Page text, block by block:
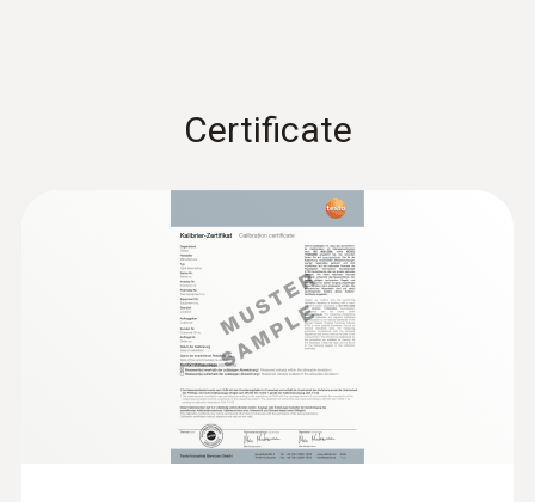
testo 440 - Set cu sondă pentru viteza
aerului cu elice de 100 mm cu BT
3.717,00 RON
4.497,57 RON
Certificate